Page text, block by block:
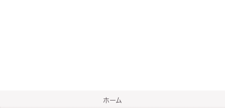
ホーム